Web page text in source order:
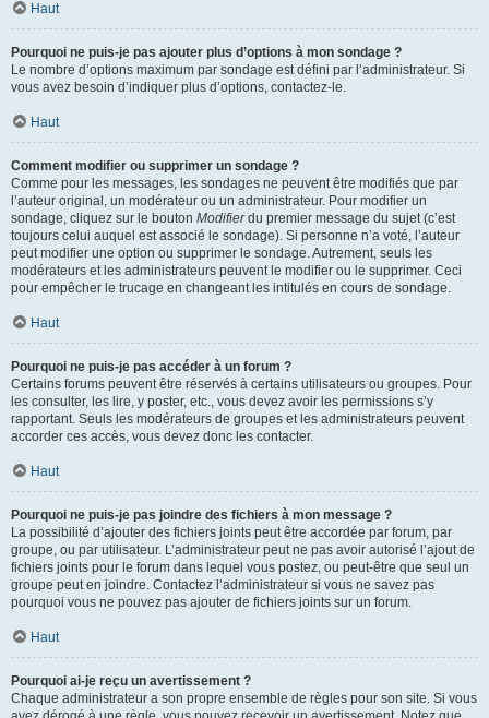
Haut
Pourquoi ne puis-je pas ajouter plus d’options à mon sondage ?
Le nombre d’options maximum par sondage est défini par l’administrateur. Si
vous avez besoin d’indiquer plus d’options, contactez-le.
Haut
Comment modifier ou supprimer un sondage ?
Comme pour les messages, les sondages ne peuvent être modifiés que par
l’auteur original, un modérateur ou un administrateur. Pour modifier un
sondage, cliquez sur le bouton Modifierdu premier message du sujet (c’est
toujours celui auquel est associé le sondage). Si personne n’a voté, l’auteur
peut modifier une option ou supprimer le sondage. Autrement, seuls les
modérateurs et les administrateurs peuvent le modifier ou le supprimer. Ceci
pour empêcher le trucage en changeant les intitulés en cours de sondage.
Haut
Pourquoi ne puis-je pas accéder à un forum ?
Certains forums peuvent être réservés à certains utilisateurs ou groupes. Pour
les consulter, les lire, y poster, etc., vous devez avoir les permissions s’y
rapportant. Seuls les modérateurs de groupes et les administrateurs peuvent
accorder ces accès, vous devez donc les contacter.
Haut
Pourquoi ne puis-je pas joindre des fichiers à mon message ?
La possibilité d’ajouter des fichiers joints peut être accordée par forum, par
groupe, ou par utilisateur. L’administrateur peut ne pas avoir autorisé l’ajout de
fichiers joints pour le forum dans lequel vous postez, ou peut-être que seul un
groupe peut en joindre. Contactez l’administrateur si vous ne savez pas
pourquoi vous ne pouvez pas ajouter de fichiers joints sur un forum.
Haut
Pourquoi ai-je reçu un avertissement ?
Chaque administrateur a son propre ensemble de règles pour son site. Si vous